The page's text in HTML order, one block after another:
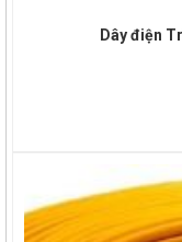
Dây điện